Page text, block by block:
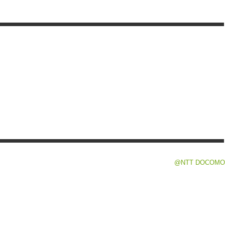
@NTT DOCOMO